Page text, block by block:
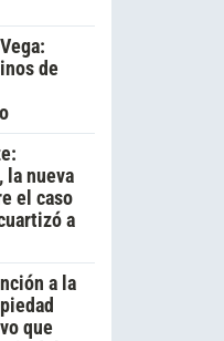
de
la nueva
el caso
a
a la
que